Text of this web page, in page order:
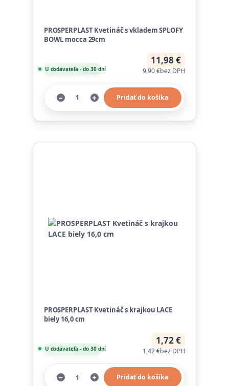
PROSPERPLAST Kvetináč s vkladem SPLOFY
BOWL mocca 29cm
11,98 €
9,90 €bez DPH
U dodávateľa - do 30 dní
Pridať do košíka
PROSPERPLAST Kvetináč s krajkou LACE
biely 16,0 cm
1,72 €
1,42 €bez DPH
U dodávateľa - do 30 dní
Pridať do košíka